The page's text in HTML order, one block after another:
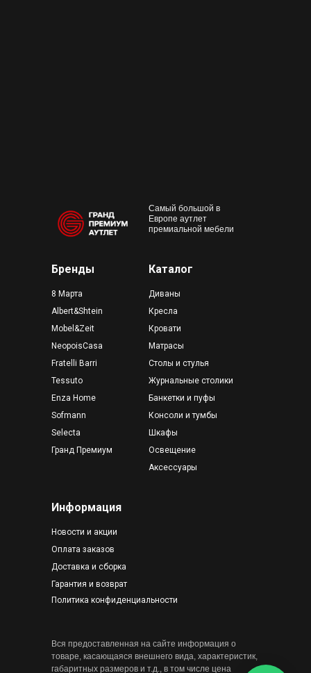
Кресла
Столы и стулья
Матрасы
Шкафы
Освещение
Диваны
Журнальные столики
Банкетки и пуфы
Аксессуары
Консоли и тумбы
Кровати
Вся предоставленная на сайте информация о
товаре, касающаяся внешнего вида, характеристик,
габаритных размеров и т.д., в том числе цена
Самый большой в
Европе аутлет
премиальной мебели
Каталог
Информация
Бренды
Оплата заказов
Доставка и сборка
Гарантия и возврат
Политика конфиденциальности
Mobel&Zeit
Tessuto
8 Марта
Fratelli Barri
Sofmann
Selecta
Enza Home
Albert&Shtein
NeopoisCasa
Новости и акции
Гранд Премиум